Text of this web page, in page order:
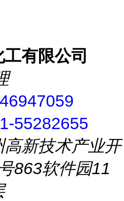
有限公司
55282655
高新技术产业开
863软件园11